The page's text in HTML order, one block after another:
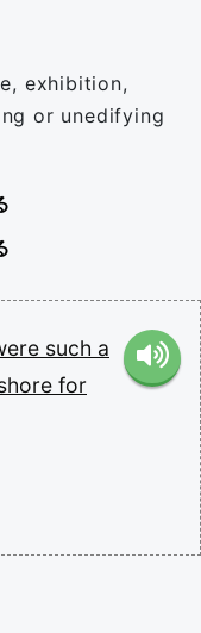
exhibition,
or unedifying
such a
for